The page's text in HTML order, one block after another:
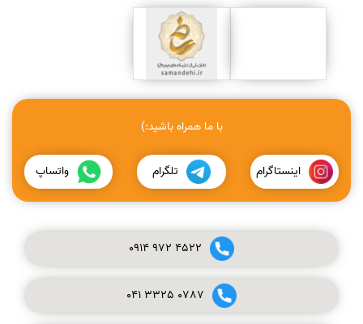
با ما همراه باشید:)
اینستاگرام تلگرام واتساپ
0914972 4522
041 3325 0787